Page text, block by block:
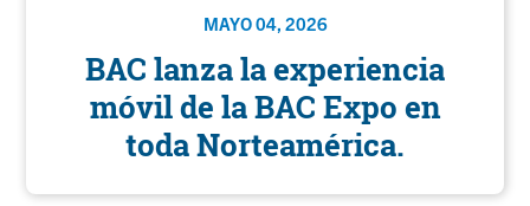
MAYO 04, 2026
BAC lanza la experiencia
móvil de la BAC Expo en
toda Norteamérica.